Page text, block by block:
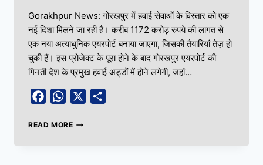
Gorakhpur News: गोरखपुर में हवाई सेवाओं के विस्तार को एक
नई दिशा मिलने जा रही है। करीब 1172 करोड़ रुपये की लागत से
एक नया अत्याधुनिक एयरपोर्ट बनाया जाएगा, जिसकी तैयारियां तेज़ हो
चुकी हैं। इस प्रोजेक्ट के पूरा होने के बाद गोरखपुर एयरपोर्ट की
गिनती देश के प्रमुख हवाई अड्डों में होने लगेगी, जहां…
FacebookWhatsApp
READ MORE